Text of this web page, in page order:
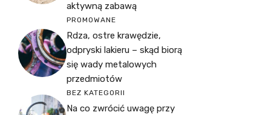
aktywną zabawą
PROMOWANE
Rdza, ostre krawędzie,
odpryski lakieru – skąd biorą
się wady metalowych
przedmiotów
BEZ KATEGORII
Na co zwrócić uwagę przy